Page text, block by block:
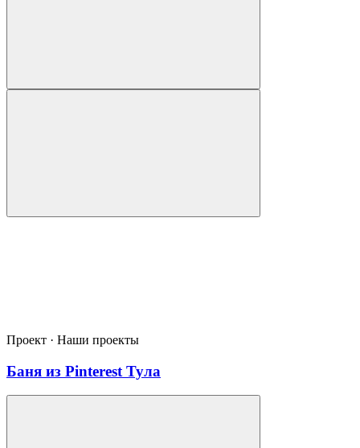
Проект · Наши проекты
Баня из Pinterest Тула